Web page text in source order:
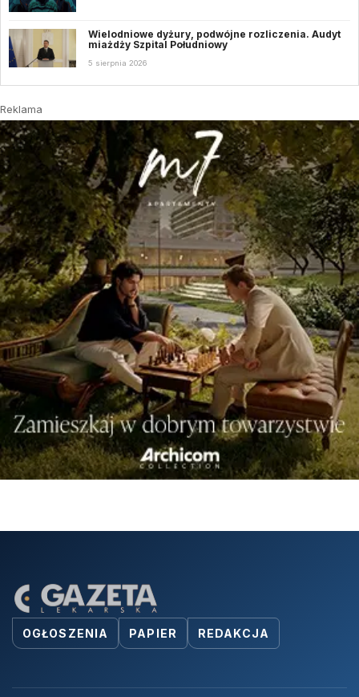
Wielodniowe dyżury, podwójne rozliczenia. Audyt
miażdży Szpital Południowy
5 sierpnia 2026
Reklama
OGŁOSZENIA PAPIER REDAKCJA